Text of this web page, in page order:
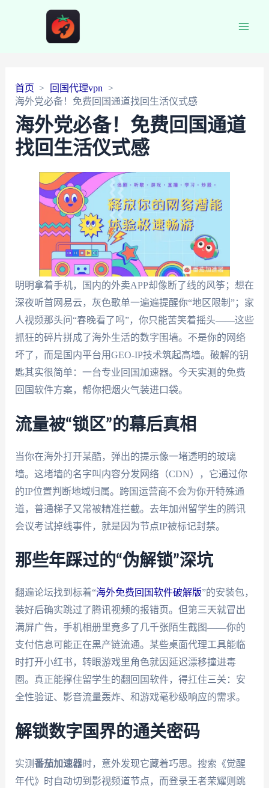
首页
回国代理vpn
海外党必备！免费回国通道找回生活仪式感
海外党必备！免费回国通道
找回生活仪式感
明明拿着手机，国内的外卖APP却像断了线的风筝；想在
深夜听首网易云，灰色歌单一遍遍提醒你“地区限制”；家
人视频那头问“春晚看了吗”，你只能苦笑着摇头——这些
抓狂的碎片拼成了海外生活的数字围墙。不是你的网络
坏了，而是国内平台用GEO-IP技术筑起高墙。破解的钥
匙其实很简单：一台专业回国加速器。今天实测的免费
回国软件方案，帮你把烟火气装进口袋。
流量被“锁区”的幕后真相
当你在海外打开某酷，弹出的提示像一堵透明的玻璃
墙。这堵墙的名字叫内容分发网络（CDN），它通过你
的IP位置判断地域归属。跨国运营商不会为你开特殊通
道，普通梯子又常被精准拦截。去年加州留学生的腾讯
会议考试掉线事件，就是因为节点IP被标记封禁。
那些年踩过的“伪解锁”深坑
翻遍论坛找到标着“海外免费回国软件破解版”的安装包，
装好后确实跳过了腾讯视频的报错页。但第三天就冒出
满屏广告，手机相册里竟多了几千张陌生截图——你的
支付信息可能正在黑产链流通。某些桌面代理工具能临
时打开小红书，转眼游戏里角色就因延迟漂移撞进毒
圈。真正能撑住留学生的翻回国软件，得扛住三关：安
全性验证、影音流量轰炸、和游戏毫秒级响应的需求。
解锁数字国界的通关密码
实测番茄加速器时，意外发现它藏着巧思。搜索《觉醒
年代》时自动切到影视频道节点，而登录王者荣耀则跳